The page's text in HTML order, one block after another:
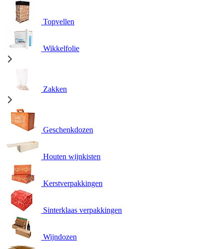
Topvellen
Wikkelfolie
Zakken
Geschenkdozen
Houten wijnkisten
Kerstverpakkingen
Sinterklaas verpakkingen
Wijndozen